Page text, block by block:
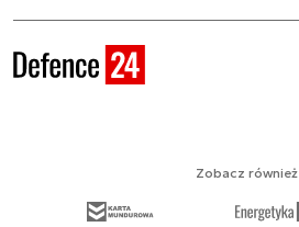
Zobacz również